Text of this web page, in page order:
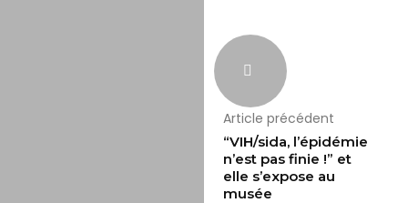
Article précédent
“VIH/sida, l’épidémie
n’est pas finie !” et
elle s’expose au
musée